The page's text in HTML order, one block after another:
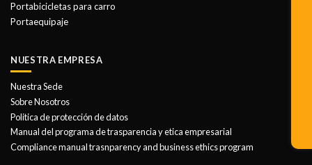
Portabicicletas para carro
Portaequipaje
NUESTRA EMPRESA
Nuestra Sede
Sobre Nosotros
Politica de protección de datos
Manual del programa de trasparencia y etica empresarial
Compliance manual trasnparency and business ethics program